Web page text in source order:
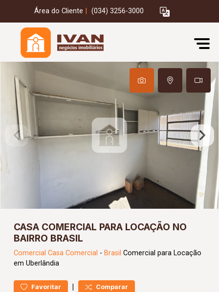
Área do Cliente (034) 3256-3000
CASA COMERCIAL PARA LOCAÇÃO NO
BAIRRO BRASIL
Comercial Casa Comercial - Brasil Comercial para Locação
em Uberlândia
Favoritar | Comparar